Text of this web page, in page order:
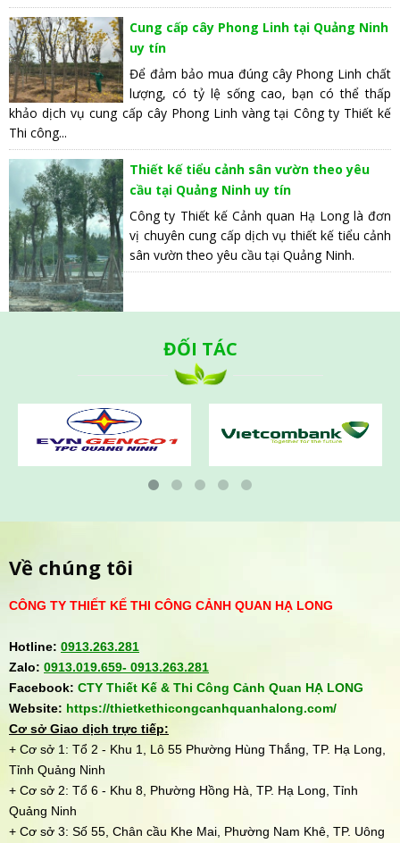
Cung cấp cây Phong Linh tại Quảng Ninh
uy tín
Để đảm bảo mua đúng cây Phong Linh chất
lượng, có tỷ lệ sống cao, bạn có thể thấp
khảo dịch vụ cung cấp cây Phong Linh vàng tại Công ty Thiết kế
Thi công...
Thiết kế tiểu cảnh sân vườn theo yêu
cầu tại Quảng Ninh uy tín
Công ty Thiết kế Cảnh quan Hạ Long là đơn
vị chuyên cung cấp dịch vụ thiết kế tiểu cảnh
sân vườn theo yêu cầu tại Quảng Ninh.
ĐỐI TÁC
Về chúng tôi
CÔNG TY THIẾT KẾ THI CÔNG CẢNH QUAN HẠ LONG
Hotline: 0913.263.281
Zalo: 0913.019.659- 0913.263.281
Facebook: CTY Thiết Kế & Thi Công Cảnh Quan HẠ LONG
Website: https://thietkethicongcanhquanhalong.com/
Cơ sở Giao dịch trực tiếp:
+ Cơ sở 1: Tổ 2 - Khu 1, Lô 55 Phường Hùng Thắng, TP. Hạ Long,
Tỉnh Quảng Ninh
+ Cơ sở 2: Tổ 6 - Khu 8, Phường Hồng Hà, TP. Hạ Long, Tỉnh
Quảng Ninh
+ Cơ sở 3: Số 55, Chân cầu Khe Mai, Phường Nam Khê, TP. Uông